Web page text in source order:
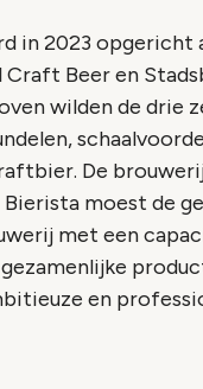
in 2023 opgericht
Beer en
wilden de drie
De
Bierista moest de
met een
en